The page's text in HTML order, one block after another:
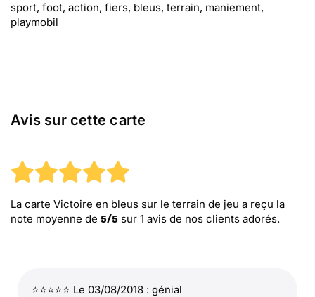
sport, foot, action, fiers, bleus, terrain, maniement,
playmobil
Avis sur cette carte
La carte Victoire en bleus sur le terrain de jeu a reçu la
note moyenne de 5/5 sur 1 avis de nos clients adorés.
⭐⭐⭐⭐⭐ Le 03/08/2018 : génial